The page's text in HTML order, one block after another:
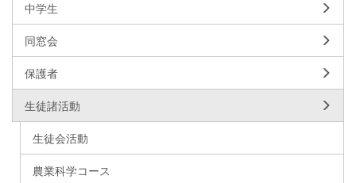
中学生
同窓会
保護者
生徒諸活動
生徒会活動
農業科学コース